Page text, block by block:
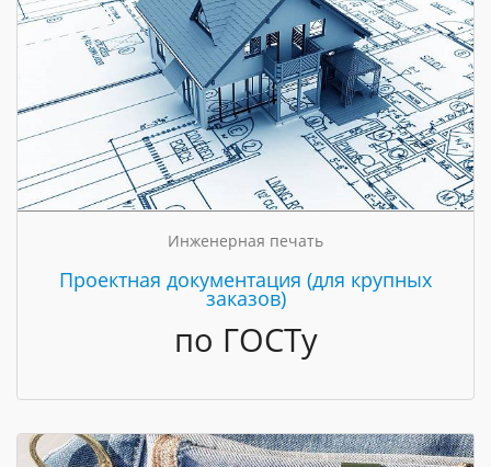
Инженерная печать
Проектная документация (для крупных
заказов)
по ГОСТу